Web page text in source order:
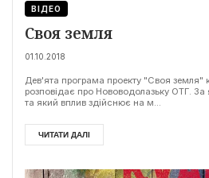
ВІДЕО
Своя земля
01.10.2018
Дев'ята програма проекту "Своя земля"
розповідає про Нововодолазьку ОТГ.
та який вплив здійснює на м...
ЧИТАТИ ДАЛІ